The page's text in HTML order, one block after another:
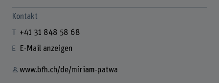
Kontakt
+41 31 848 58 68
E-Mail anzeigen
www.bfh.ch/de/miriam-patwa